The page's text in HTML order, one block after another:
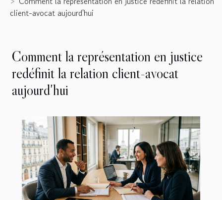
client-avocat aujourd'hui
Comment la représentation en justice
redéfinit la relation client-avocat
aujourd'hui